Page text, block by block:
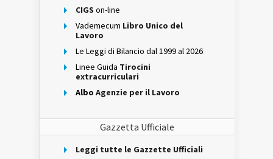
CIGS on-line
Vademecum Libro Unico del
Lavoro
Le Leggi di Bilancio dal 1999 al 2026
Linee Guida Tirocini
extracurriculari
Albo Agenzie per il Lavoro
Gazzetta Ufficiale
Leggi tutte le Gazzette Ufficiali